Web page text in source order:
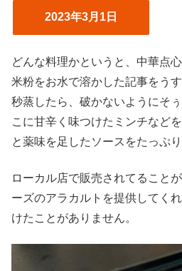
2023年3月1日
どんな料理かというと、中華点
米粉をお水で溶かした記事をう
秒蒸したら、破かないようにそ
こに甘辛く味つけたミンチなど
と薬味を足したソースをたっぷ
ローカル店で販売されてること
ーズのアラカルトを提供してく
けたことがありません。